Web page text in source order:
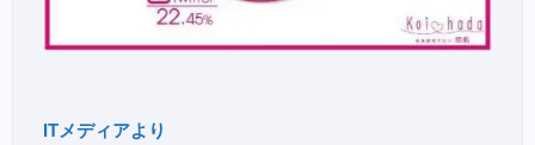
行動を起こすまでのプロセスを勉強したい
方にはこちらもオススメ< 新しい考えをつ
ITメディアより